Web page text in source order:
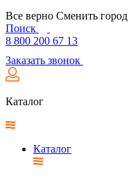
Все верно Сменить город
Поиск
8 800 200 67 13
Заказать звонок
Каталог
Каталог